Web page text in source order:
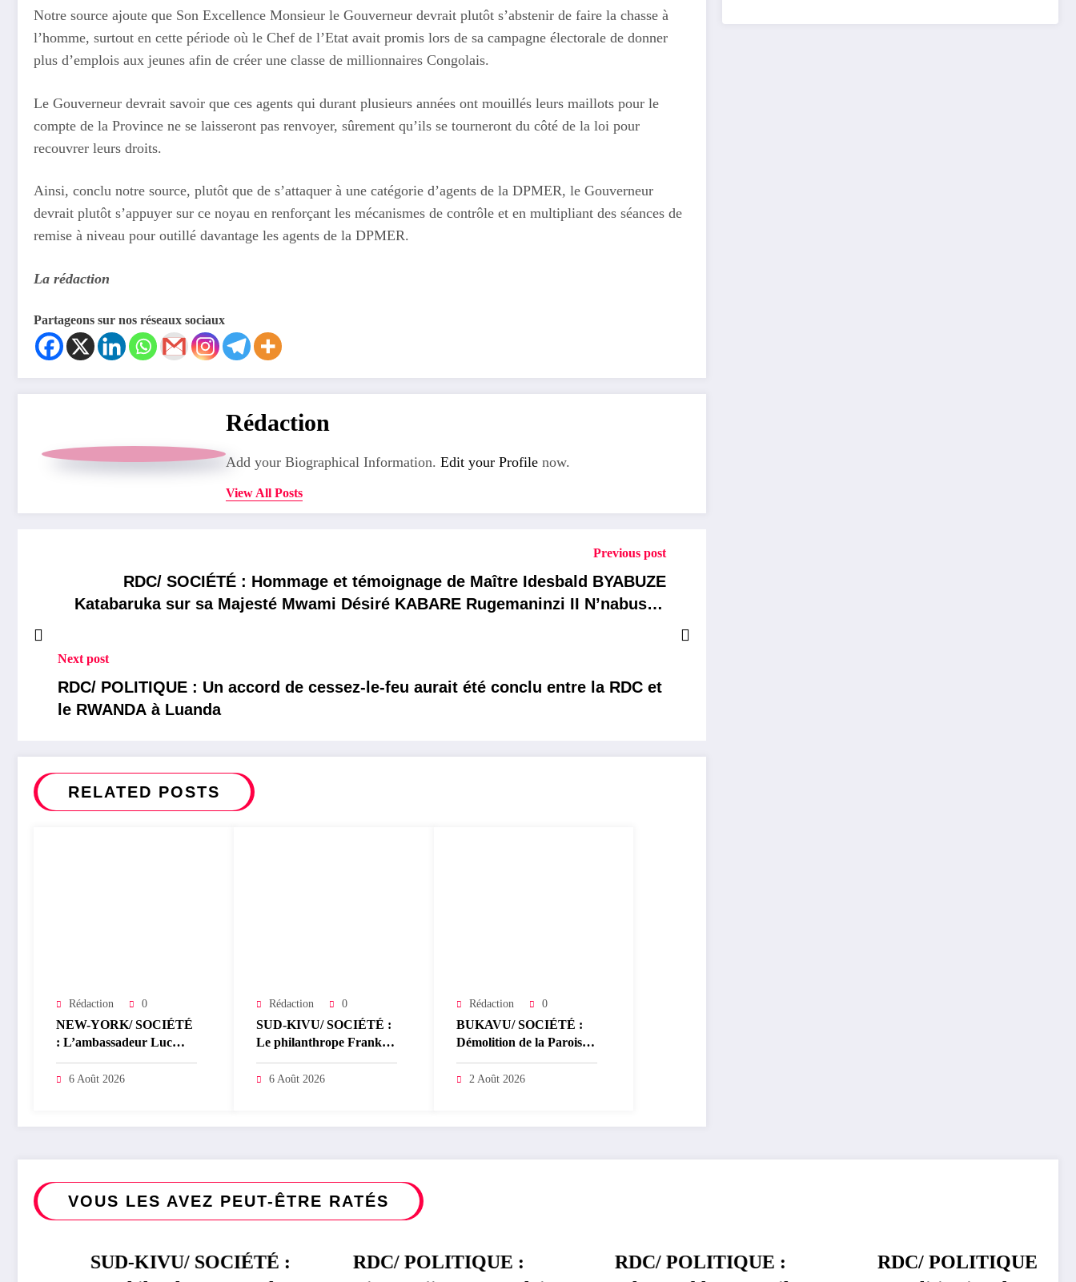
Notre source ajoute que Son Excellence Monsieur le Gouverneur devrait plutôt s’abstenir de faire la chasse à
l’homme, surtout en cette période où le Chef de l’Etat avait promis lors de sa campagne électorale de donner
plus d’emplois aux jeunes afin de créer une classe de millionnaires Congolais.
Le Gouverneur devrait savoir que ces agents qui durant plusieurs années ont mouillés leurs maillots pour le
compte de la Province ne se laisseront pas renvoyer, sûrement qu’ils se tourneront du côté de la loi pour
recouvrer leurs droits.
Ainsi, conclu notre source, plutôt que de s’attaquer à une catégorie d’agents de la DPMER, le Gouverneur
devrait plutôt s’appuyer sur ce noyau en renforçant les mécanismes de contrôle et en multipliant des séances de
remise à niveau pour outillé davantage les agents de la DPMER.
La rédaction
Partageons sur nos réseaux sociaux
Rédaction
Add your Biographical Information. Edit your Profile now.
View All Posts
Previous post
RDC/ SOCIÉTÉ : Hommage et témoignage de Maître Idesbald BYABUZE
Katabaruka sur sa Majesté Mwami Désiré KABARE Rugemaninzi II N’nabushi,
Next post
RDC/ POLITIQUE : Un accord de cessez-le-feu aurait été conclu entre la RDC et
le RWANDA à Luanda
RELATED POSTS
Rédaction 0
NEW-YORK/ SOCIÉTÉ
: L’ambassadeur Luc
Lusumba reçoit une
réponse du sénateur Rick
6 Août 2026
Rédaction 0
SUD-KIVU/ SOCIÉTÉ :
Le philanthrope Frank
Mwaka Kubihamushizi
distribue des cahiers aux
légendaire
6 Août 2026
Rédaction 0
BUKAVU/ SOCIÉTÉ :
Démolition de la Paroisse
de l’église Néo
Apostolique (ex maison
2 Août 2026
VOUS LES AVEZ PEUT-ÊTRE RATÉS
SUD-KIVU/ SOCIÉTÉ :
POLITIQUE
RDC/ POLITIQUE :
RDC/ POLITIQUE :
RDC/ POLITIQUE :